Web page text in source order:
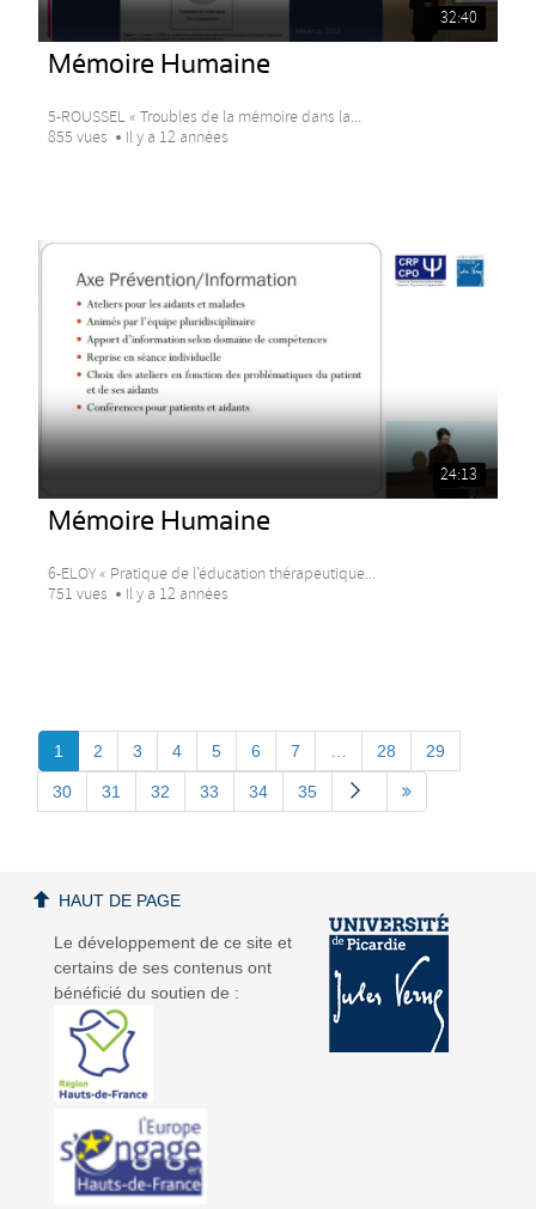
32:40
Mémoire Humaine
5-ROUSSEL « Troubles de la mémoire dans la...
855 vues
Il y a 12 années
24:13
Mémoire Humaine
6-ELOY « Pratique de l’éducation thérapeutique...
751 vues
Il y a 12 années
1 2 3 4 5 6 7 28 29
30 31 32 33 34 35
Le développement de ce site et
certains de ses contenus ont
bénéficié du soutien de :
HAUT DE PAGE